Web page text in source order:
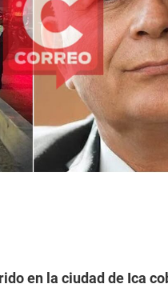
en la ciudad de Ica